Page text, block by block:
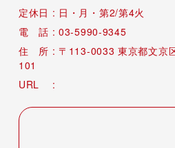
日・月・第2/第4火
03-5990-9345
113-0033 東京都文京
101